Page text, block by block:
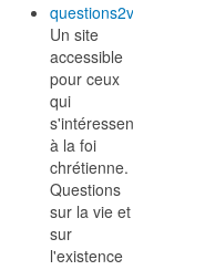
questions2vie.com
Un site
accessible
pour ceux
qui
s'intéressent
à la foi
chrétienne.
Questions
sur la vie et
sur
l'existence